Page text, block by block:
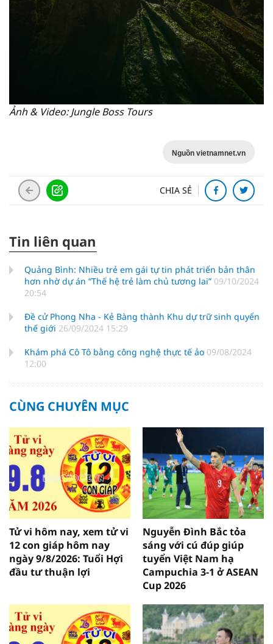
Ảnh & Video: Jungle Boss Tours
Nguồn vietnamnet.vn
CHIA SẺ
Tin liên quan
Quảng Bình: Nhiều trẻ em gái tự tin phát triển bản thân
hơn nhờ dự án “Thế hệ trẻ làm chủ tương lai” 09/10/2024
20:54
Đề cử Phong Nha - Kẻ Bàng thành Khu dự trữ sinh quyển
thế giới 26/09/2024 15:29
Khám phá Cô Tô bằng công nghệ thực tế ảo 09/08/2024
12:00
CÙNG CHUYÊN MỤC
Tử vi hôm nay, xem tử vi
12 con giáp hôm nay
ngày 9/8/2026: Tuổi Hợi
đầu tư thuận lợi
Nguyễn Đình Bắc tỏa
sáng với cú đúp giúp
tuyển Việt Nam hạ
Campuchia 3-1 ở ASEAN
Cup 2026